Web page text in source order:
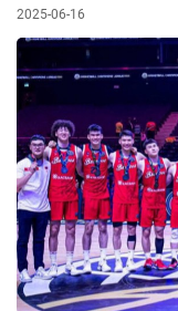
2025-06-16